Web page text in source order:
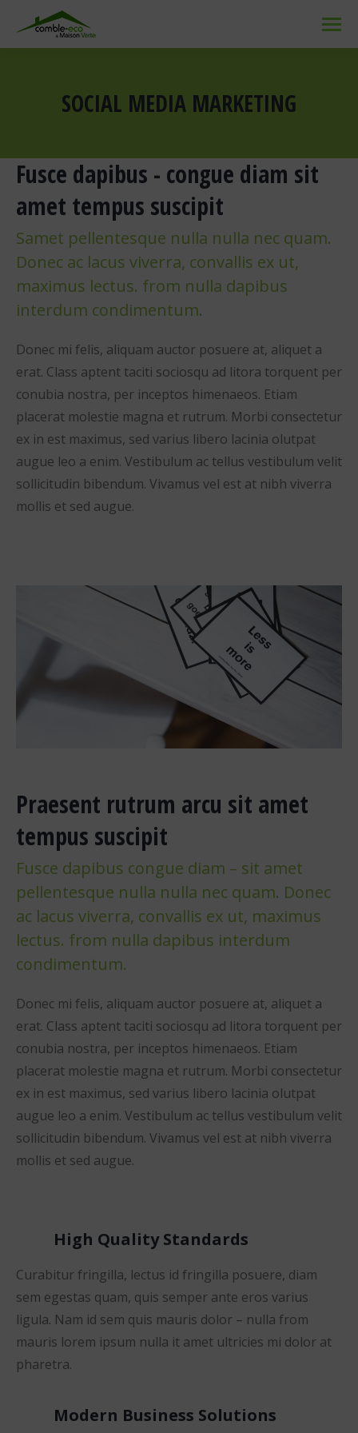
SOCIAL MEDIA MARKETING
Fusce dapibus - congue diam sit
amet tempus suscipit
Samet pellentesque nulla nulla nec quam.
Donec ac lacus viverra, convallis ex ut,
maximus lectus. from nulla dapibus
interdum condimentum.
Donec mi felis, aliquam auctor posuere at, aliquet a
erat. Class aptent taciti sociosqu ad litora torquent per
conubia nostra, per inceptos himenaeos. Etiam
placerat molestie magna et rutrum. Morbi consectetur
ex in est maximus, sed varius libero lacinia olutpat
augue leo a enim. Vestibulum ac tellus vestibulum velit
sollicitudin bibendum. Vivamus vel est at nibh viverra
mollis et sed augue.
Praesent rutrum arcu sit amet
tempus suscipit
Fusce dapibus congue diam – sit amet
pellentesque nulla nulla nec quam. Donec
ac lacus viverra, convallis ex ut, maximus
lectus. from nulla dapibus interdum
condimentum.
Donec mi felis, aliquam auctor posuere at, aliquet a
erat. Class aptent taciti sociosqu ad litora torquent per
conubia nostra, per inceptos himenaeos. Etiam
placerat molestie magna et rutrum. Morbi consectetur
ex in est maximus, sed varius libero lacinia olutpat
augue leo a enim. Vestibulum ac tellus vestibulum velit
sollicitudin bibendum. Vivamus vel est at nibh viverra
mollis et sed augue.
High Quality Standards
Curabitur fringilla, lectus id fringilla posuere, diam
sem egestas quam, quis semper ante eros varius
ligula. Nam id sem quis mauris dolor – nulla from
mauris lorem ipsum nulla it amet ultricies mi dolor at
pharetra.
Modern Business Solutions